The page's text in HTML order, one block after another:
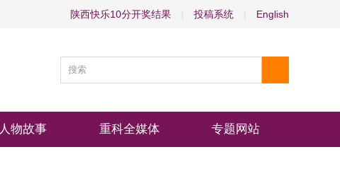
陕西快乐10分开奖结果 投稿系统 English
人物故事 重科全媒体 专题网站